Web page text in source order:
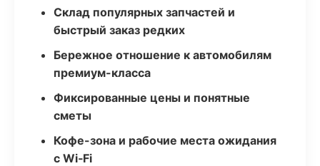
Склад популярных запчастей и
быстрый заказ редких
Бережное отношение к автомобилям
премиум-класса
Фиксированные цены и понятные
сметы
Кофе-зона и рабочие места ожидания
с Wi‑Fi